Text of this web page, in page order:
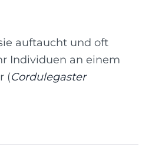
auftaucht und oft
Individuen an einem
(Cordulegaster